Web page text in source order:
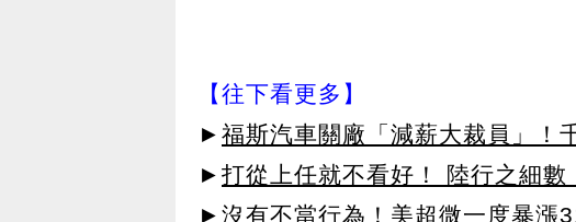
【往下看更多】
► 福斯汽車關廠「減薪大裁員」！
► 打從上任就不看好！ 陸行之細
► 沒有不當行為！美超微一度暴漲